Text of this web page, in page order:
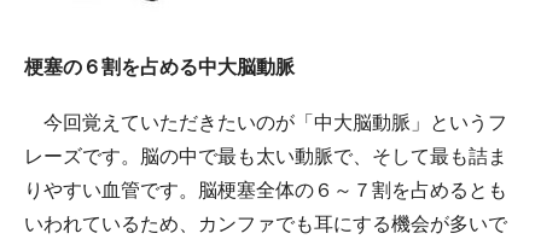
梗塞の６割を占める中大脳動脈
今回覚えていただきたいのが「中大脳動脈」というフ
レーズです。脳の中で最も太い動脈で、そして最も詰ま
りやすい血管です。脳梗塞全体の６～７割を占めるとも
いわれているため、カンファでも耳にする機会が多いで